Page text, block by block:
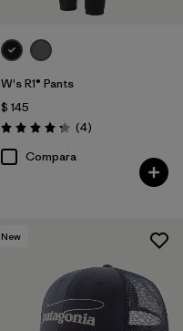
W's R1® Pants
$ 145
Valoración: 4.3 / 5
(4Comentarios
)
Compara
New